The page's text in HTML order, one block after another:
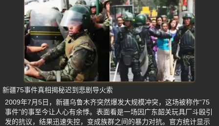
新疆75事件真相揭秘迟到悲剧导火索
2009年7月5日，新疆乌鲁木齐突然爆发大规模冲突，这场被称作“75
事件”的事至今让人心有余悸。表面看是一场因广东韶关玩具厂斗殴引
发的抗议，结果迅速失控，变成族群之间的暴力对抗。官方统计显示